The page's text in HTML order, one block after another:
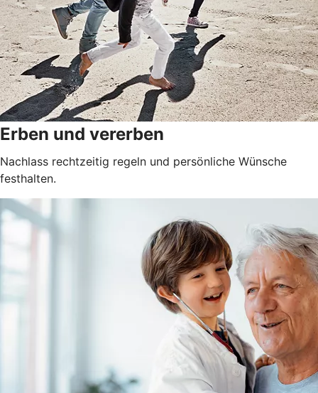
Erben und vererben
Nachlass rechtzeitig regeln und persönliche Wünsche
festhalten.